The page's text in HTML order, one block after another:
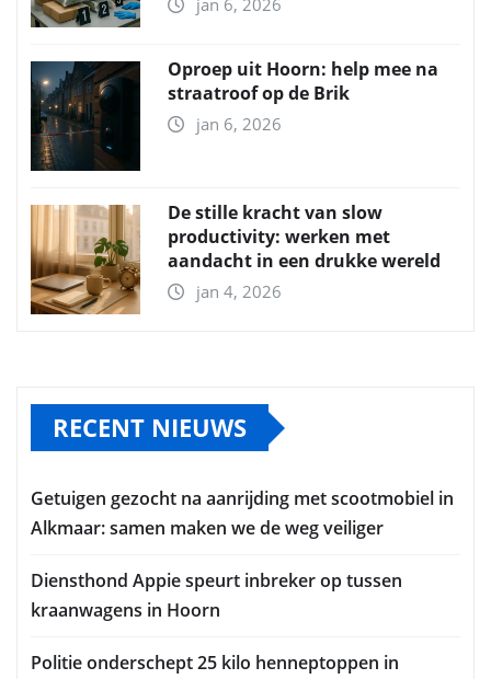
jan 6, 2026
Oproep uit Hoorn: help mee na
straatroof op de Brik
jan 6, 2026
De stille kracht van slow
productivity: werken met
aandacht in een drukke wereld
jan 4, 2026
RECENT NIEUWS
Getuigen gezocht na aanrijding met scootmobiel in
Alkmaar: samen maken we de weg veiliger
Diensthond Appie speurt inbreker op tussen
kraanwagens in Hoorn
Politie onderschept 25 kilo henneptoppen in